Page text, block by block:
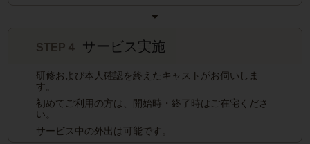
STEP４ サービス実施
研修および本人確認を終えたキャストがお伺いしま
す。
初めてご利用の方は、開始時・終了時はご在宅くださ
い。
サービス中の外出は可能です。